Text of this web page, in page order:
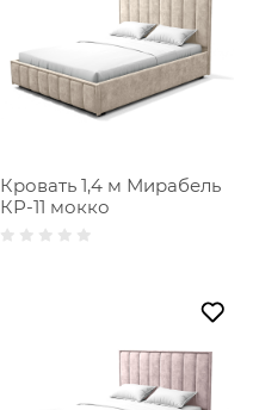
Кровать 1,4 м Мирабель
КР-11 мокко